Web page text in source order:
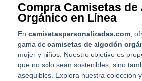
Compra Camisetas de
Orgánico en Línea
En camisetaspersonalizadas.com,
gama de camisetas de algodón
mujer y niños. Nuestro objetivo es
que no solo sean sostenibles, sino
asequibles. Explora nuestra colección